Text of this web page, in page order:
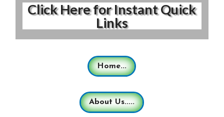
Click Here for Instant Quick
Links
Home...
About Us.....